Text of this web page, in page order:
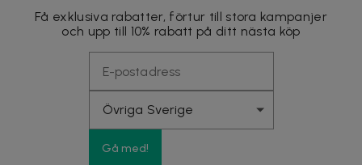
Få exklusiva rabatter, förtur till stora kampanjer
och upp till 10% rabatt på ditt nästa köp
Gå med!